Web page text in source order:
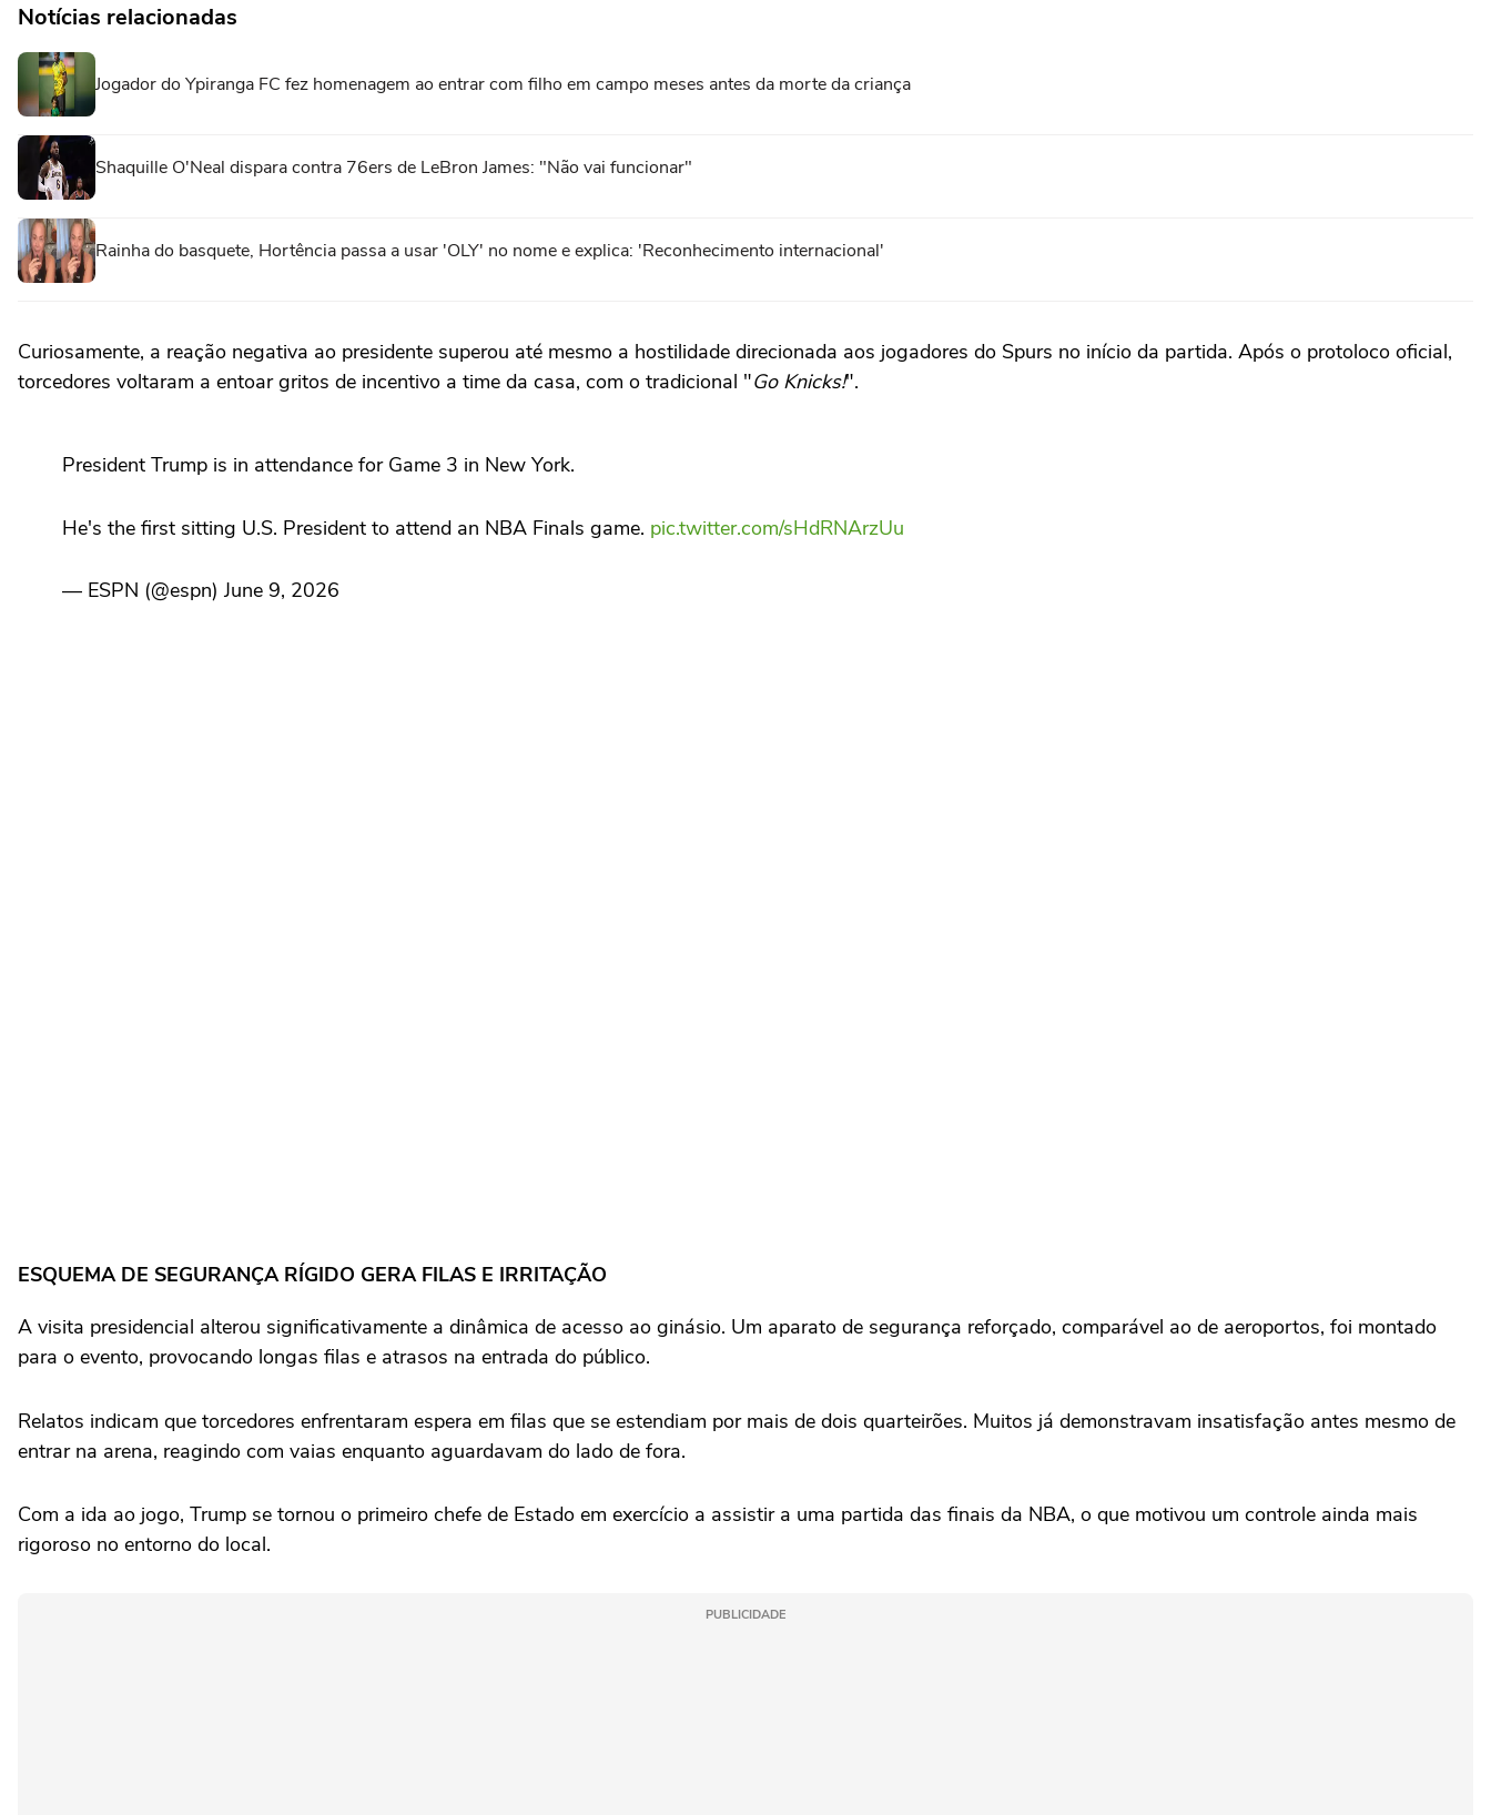
Notícias relacionadas
Jogador do Ypiranga FC fez homenagem ao entrar com filho em campo meses antes da morte da criança
Shaquille O'Neal dispara contra 76ers de LeBron James: "Não vai funcionar"
Rainha do basquete, Hortência passa a usar 'OLY' no nome e explica: 'Reconhecimento internacional'
Curiosamente, a reação negativa ao presidente superou até mesmo a hostilidade direcionada aos jogadores do Spurs no início da partida. Após o protoloco oficial,
torcedores voltaram a entoar gritos de incentivo a time da casa, com o tradicional "Go Knicks!".
President Trump is in attendance for Game 3 in New York.
He's the first sitting U.S. President to attend an NBA Finals game. pic.twitter.com/sHdRNArzUu
— ESPN (@espn) June 9, 2026
ESQUEMA DE SEGURANÇA RÍGIDO GERA FILAS E IRRITAÇÃO
A visita presidencial alterou significativamente a dinâmica de acesso ao ginásio. Um aparato de segurança reforçado, comparável ao de aeroportos, foi montado
para o evento, provocando longas filas e atrasos na entrada do público.
Relatos indicam que torcedores enfrentaram espera em filas que se estendiam por mais de dois quarteirões. Muitos já demonstravam insatisfação antes mesmo de
entrar na arena, reagindo com vaias enquanto aguardavam do lado de fora.
Com a ida ao jogo, Trump se tornou o primeiro chefe de Estado em exercício a assistir a uma partida das finais da NBA, o que motivou um controle ainda mais
rigoroso no entorno do local.
PUBLICIDADE